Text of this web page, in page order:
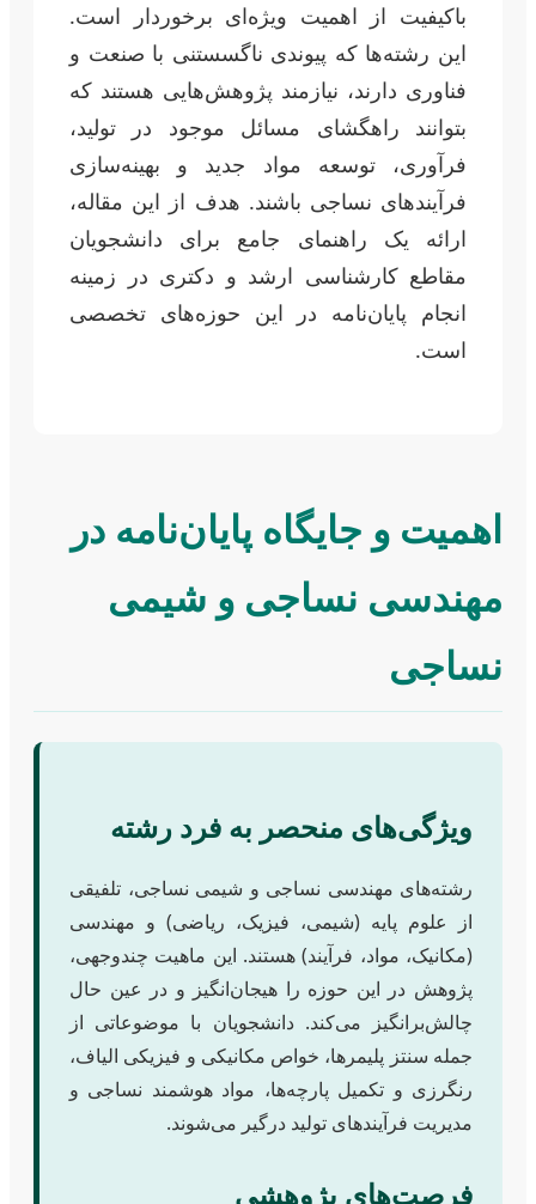
باکیفیت از اهمیت ویژه‌ای برخوردار است.
این رشته‌ها که پیوندی ناگسستنی با صنعت و
فناوری دارند، نیازمند پژوهش‌هایی هستند که
بتوانند راهگشای مسائل موجود در تولید،
فرآوری، توسعه مواد جدید و بهینه‌سازی
فرآیندهای نساجی باشند. هدف از این مقاله،
ارائه یک راهنمای جامع برای دانشجویان
مقاطع کارشناسی ارشد و دکتری در زمینه
انجام پایان‌نامه در این حوزه‌های تخصصی
است.
اهمیت و جایگاه پایان‌نامه در
مهندسی نساجی و شیمی
نساجی
ویژگی‌های منحصر به فرد رشته
رشته‌های مهندسی نساجی و شیمی نساجی، تلفیقی
از علوم پایه (شیمی، فیزیک، ریاضی) و مهندسی
(مکانیک، مواد، فرآیند) هستند. این ماهیت چندوجهی،
پژوهش در این حوزه را هیجان‌انگیز و در عین حال
چالش‌برانگیز می‌کند. دانشجویان با موضوعاتی از
جمله سنتز پلیمرها، خواص مکانیکی و فیزیکی الیاف،
رنگرزی و تکمیل پارچه‌ها، مواد هوشمند نساجی و
مدیریت فرآیندهای تولید درگیر می‌شوند.
فرصت‌های پژوهشی